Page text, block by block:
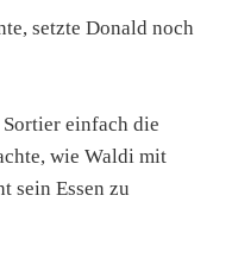
setzte Donald noch
einfach die
wie Waldi mit
sein Essen zu